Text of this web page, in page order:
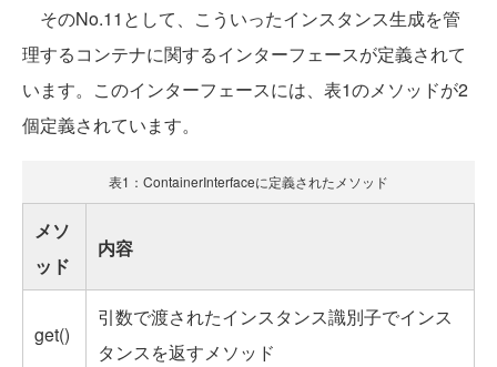
そのNo.11として、こういったインスタンス生成を管
理するコンテナに関するインターフェースが定義されて
います。このインターフェースには、表1のメソッドが2
個定義されています。
表1：ContainerInterfaceに定義されたメソッド
メソ
ッド
内容
get()
引数で渡されたインスタンス識別子でインス
タンスを返すメソッド